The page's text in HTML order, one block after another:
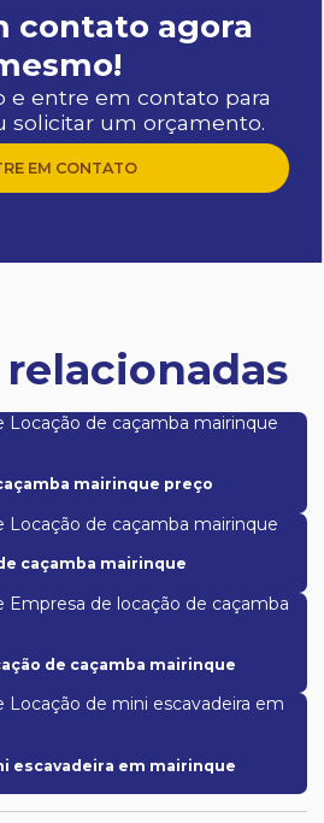
contato agora
e entre em contato para
solicitar um orçamento.
EM CONTATO
mairinque preço
caçamba mairinque
de caçamba mairinque
escavadeira em mairinque